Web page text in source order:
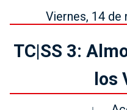
Viernes, 14 de
TC|SS 3:
los